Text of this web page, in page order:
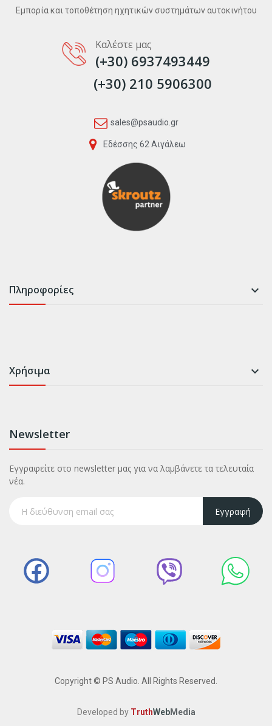
Εμπορία και τοποθέτηση ηχητικών συστημάτων αυτοκινήτου
Καλέστε μας
(+30) 6937493449
(+30) 210 5906300
sales@psaudio.gr
Εδέσσης 62 Αιγάλεω
Πληροφορίες 
Χρήσιμα 
Newsletter
Εγγραφείτε στο newsletter μας για να λαμβάνετε τα τελευταία
νέα.
Εγγραφή
Copyright © PS Audio. All Rights Reserved.
Developed by TruthWebMedia